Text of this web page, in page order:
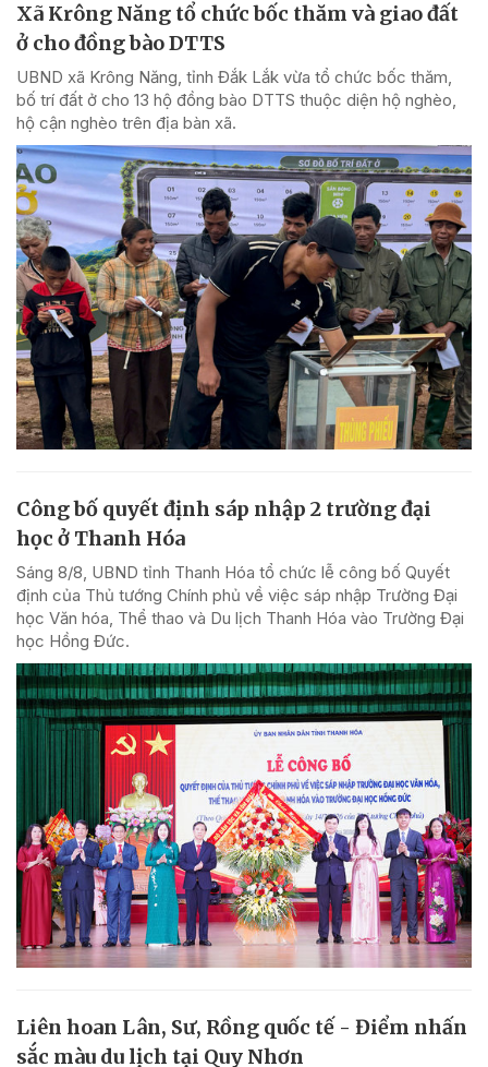
Xã Krông Năng tổ chức bốc thăm và giao đất
ở cho đồng bào DTTS
UBND xã Krông Năng, tỉnh Đắk Lắk vừa tổ chức bốc thăm,
bố trí đất ở cho 13 hộ đồng bào DTTS thuộc diện hộ nghèo,
hộ cận nghèo trên địa bàn xã.
Công bố quyết định sáp nhập 2 trường đại
học ở Thanh Hóa
Sáng 8/8, UBND tỉnh Thanh Hóa tổ chức lễ công bố Quyết
định của Thủ tướng Chính phủ về việc sáp nhập Trường Đại
học Văn hóa, Thể thao và Du lịch Thanh Hóa vào Trường Đại
học Hồng Đức.
Liên hoan Lân, Sư, Rồng quốc tế - Điểm nhấn
sắc màu du lịch tại Quy Nhơn